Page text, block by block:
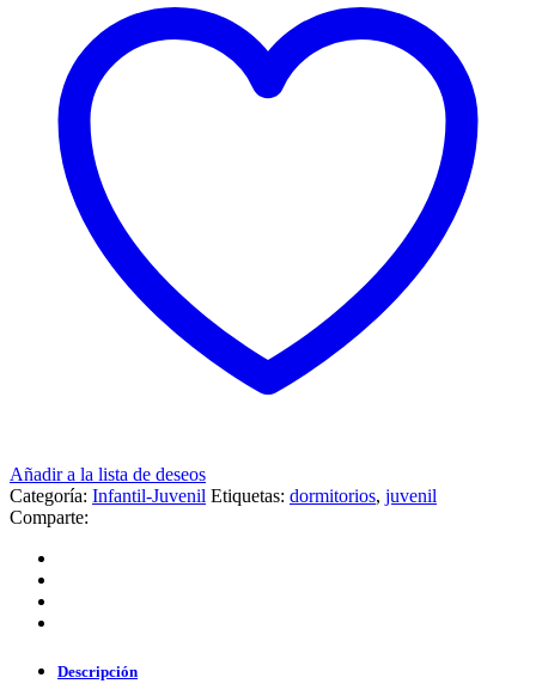
Añadir a la lista de deseos
Categoría: Infantil-Juvenil Etiquetas: dormitorios, juvenil
Comparte:
Descripción